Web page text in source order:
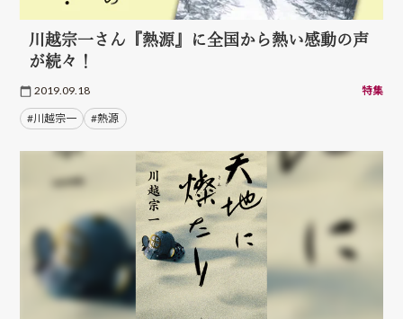
川越宗一さん『熱源』に全国から熱い感動の声
が続々！
2019.09.18 特集
#川越宗一 #熱源